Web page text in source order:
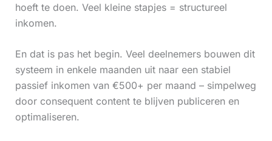
hoeft te doen. Veel kleine stapjes = structureel
inkomen.
En dat is pas het begin. Veel deelnemers bouwen dit
systeem in enkele maanden uit naar een stabiel
passief inkomen van €500+ per maand – simpelweg
door consequent content te blijven publiceren en
optimaliseren.